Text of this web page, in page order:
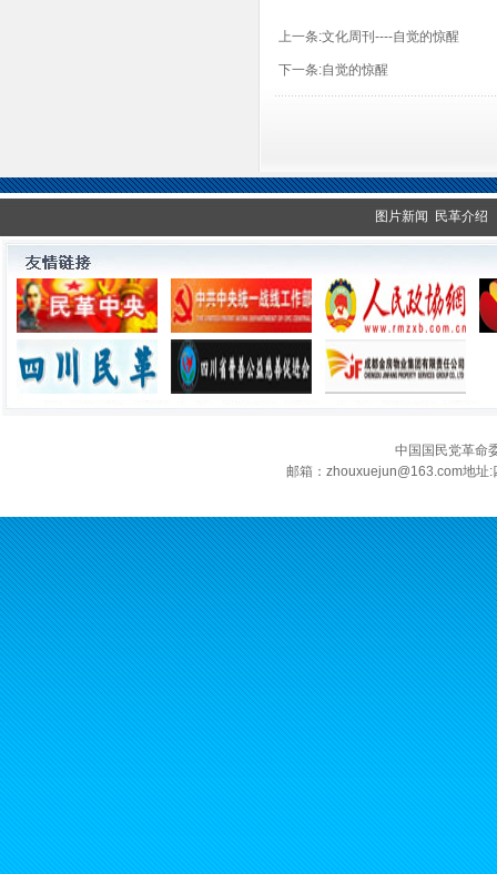
上一条:文化周刊----自觉的惊醒
下一条:自觉的惊醒
图片新闻 民革介绍
中国国民党革命
邮箱：zhouxuejun@163.com地址